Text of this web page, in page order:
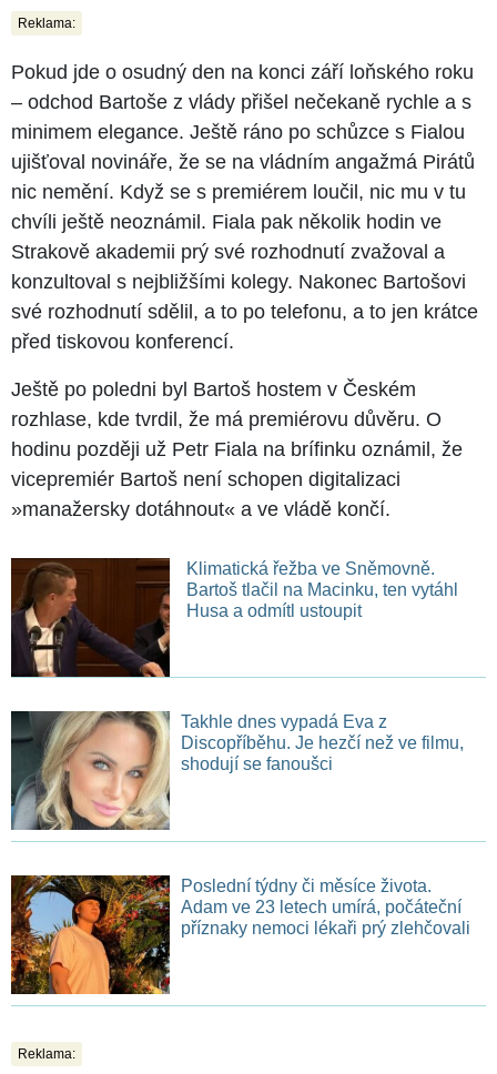
Reklama:
Pokud jde o osudný den na konci září loňského roku
–⁠⁠⁠⁠⁠⁠ odchod Bartoše z vlády přišel nečekaně rychle a s
minimem elegance. Ještě ráno po schůzce s Fialou
ujišťoval novináře, že se na vládním angažmá Pirátů
nic nemění. Když se s premiérem loučil, nic mu v tu
chvíli ještě neoznámil. Fiala pak několik hodin ve
Strakově akademii prý své rozhodnutí zvažoval a
konzultoval s nejbližšími kolegy. Nakonec Bartošovi
své rozhodnutí sdělil, a to po telefonu, a to jen krátce
před tiskovou konferencí.
Ještě po poledni byl Bartoš hostem v Českém
rozhlase, kde tvrdil, že má premiérovu důvěru. O
hodinu později už Petr Fiala na brífinku oznámil, že
vicepremiér Bartoš není schopen digitalizaci
»manažersky dotáhnout« a ve vládě končí.
Klimatická řežba ve Sněmovně.
Bartoš tlačil na Macinku, ten vytáhl
Husa a odmítl ustoupit
Takhle dnes vypadá Eva z
Discopříběhu. Je hezčí než ve filmu,
shodují se fanoušci
Poslední týdny či měsíce života.
Adam ve 23 letech umírá, počáteční
příznaky nemoci lékaři prý zlehčovali
Reklama: